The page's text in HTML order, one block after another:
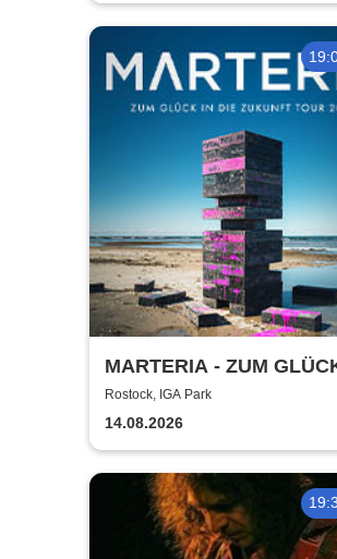
MARTERIA - ZUM
DIE ZUKUNFT TOUR 2026
Rostock, IGA Park
14.08.2026